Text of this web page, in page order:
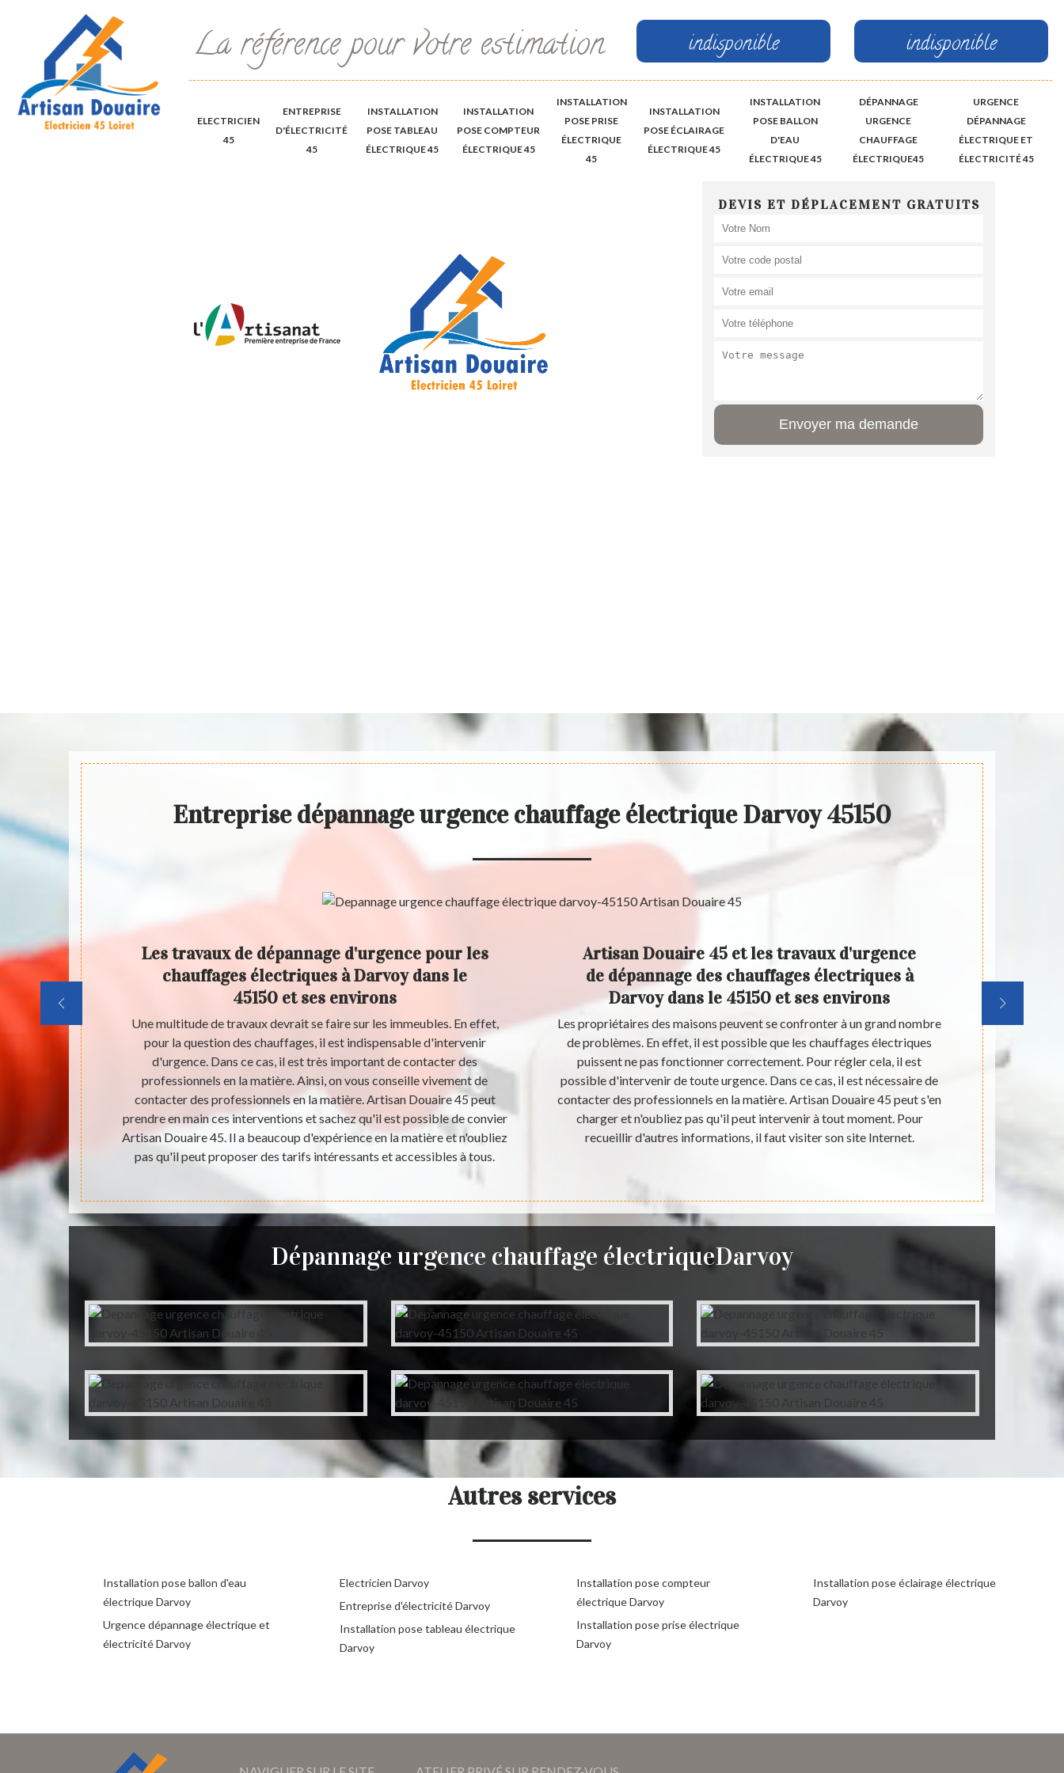
La référence pour votre estimation indisponible indisponible
ELECTRICIEN
45
ENTREPRISE
D'ÉLECTRICITÉ
45
INSTALLATION
POSE TABLEAU
ÉLECTRIQUE 45
INSTALLATION
POSE COMPTEUR
ÉLECTRIQUE 45
INSTALLATION
POSE PRISE
ÉLECTRIQUE
45
INSTALLATION
POSE ÉCLAIRAGE
ÉLECTRIQUE 45
INSTALLATION
POSE BALLON
D'EAU
ÉLECTRIQUE 45
DÉPANNAGE
URGENCE
CHAUFFAGE
ÉLECTRIQUE45
URGENCE
DÉPANNAGE
ÉLECTRIQUE ET
ÉLECTRICITÉ 45
DEVIS ET DÉPLACEMENT GRATUITS
Entreprise dépannage urgence chauffage électrique Darvoy 45150
Le
Les travaux de dépannage d'urgence pour les
chauffages électriques à Darvoy dans le
45150 et ses environs
Une multitude de travaux devrait se faire sur les immeubles. En effet,
pour la question des chauffages, il est indispensable d'intervenir
d'urgence. Dans ce cas, il est très important de contacter des
professionnels en la matière. Ainsi, on vous conseille vivement de
contacter des professionnels en la matière. Artisan Douaire 45 peut
prendre en main ces interventions et sachez qu'il est possible de convier
Artisan Douaire 45. Il a beaucoup d'expérience en la matière et n'oubliez
pas qu'il peut proposer des tarifs intéressants et accessibles à tous.
Artisan Douaire 45 et les travaux d'urgence
de dépannage des chauffages électriques à
Darvoy dans le 45150 et ses environs
Les propriétaires des maisons peuvent se confronter à un grand nombre
de problèmes. En effet, il est possible que les chauffages électriques
puissent ne pas fonctionner correctement. Pour régler cela, il est
possible d'intervenir de toute urgence. Dans ce cas, il est nécessaire de
contacter des professionnels en la matière. Artisan Douaire 45 peut s'en
charger et n'oubliez pas qu'il peut intervenir à tout moment. Pour
recueillir d'autres informations, il faut visiter son site Internet.
Les
moment
Dépannage urgence chauffage électriqueDarvoy
Autres services
Installation pose ballon d'eau
électrique Darvoy
Urgence dépannage électrique et
électricité Darvoy
Electricien Darvoy
Entreprise d'électricité Darvoy
Installation pose tableau électrique
Darvoy
Installation pose compteur
électrique Darvoy
Installation pose prise électrique
Darvoy
Installation pose éclairage électrique
Darvoy